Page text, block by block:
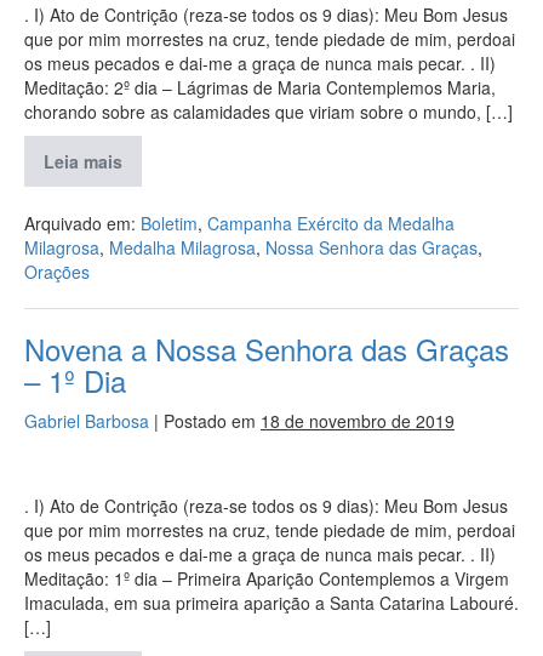
. I) Ato de Contrição (reza-se todos os 9 dias): Meu Bom Jesus
que por mim morrestes na cruz, tende piedade de mim, perdoai
os meus pecados e dai-me a graça de nunca mais pecar. . II)
Meditação: 2º dia – Lágrimas de Maria Contemplemos Maria,
chorando sobre as calamidades que viriam sobre o mundo, […]
Leia mais
Arquivado em: Boletim, Campanha Exército da Medalha
Milagrosa, Medalha Milagrosa, Nossa Senhora das Graças,
Orações
Novena a Nossa Senhora das Graças
– 1º Dia
Gabriel Barbosa | Postado em 18 de novembro de 2019
. I) Ato de Contrição (reza-se todos os 9 dias): Meu Bom Jesus
que por mim morrestes na cruz, tende piedade de mim, perdoai
os meus pecados e dai-me a graça de nunca mais pecar. . II)
Meditação: 1º dia – Primeira Aparição Contemplemos a Virgem
Imaculada, em sua primeira aparição a Santa Catarina Labouré.
[…]